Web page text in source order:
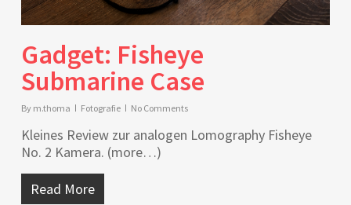
Gadget: Fisheye
Submarine Case
By m.thoma Fotografie No Comments
Kleines Review zur analogen Lomography Fisheye
No. 2 Kamera. (more…)
Read More